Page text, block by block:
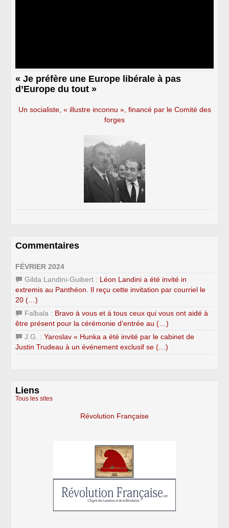
« Je préfère une Europe libérale à pas
d’Europe du tout »
Un socialiste, « illustre inconnu », financé par le Comité des
forges
Commentaires
FÉVRIER 2024
Gilda Landini-Guibert : Léon Landini a été invité in
extremis au Panthéon. Il reçu cette invitation par courriel le
20 (…)
Falbala : Bravo à vous et à tous ceux qui vous ont aidé à
être présent pour la cérémonie d’entrée au (…)
J.G. : Yaroslav « Hunka a été invité par le cabinet de
Justin Trudeau à un événement exclusif se (…)
Liens
Tous les sites
Révolution Française